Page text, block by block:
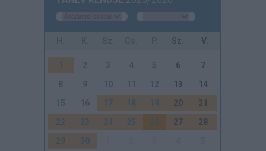
H. K. Sz. Cs. P. Sz. V.
1 2 3 4 5 6
7
8
9 10 11 12 13
14
15
16 17 18 19 20
21
22
23 24 25 26 27
28
29
30